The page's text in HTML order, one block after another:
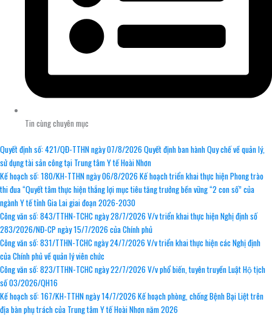
Tin cùng chuyên mục
Quyết định số: 421/QĐ-TTHN ngày 07/8/2026 Quyết định ban hành Quy chế về quản lý,
sử dụng tài sản công tại Trung tâm Y tế Hoài Nhơn
Kế hoạch số: 180/KH-TTHN ngày 06/8/2026 Kế hoạch triển khai thực hiện Phong trào
thi đua “Quyết tâm thực hiện thắng lợi mục tiêu tăng trưởng bền vững “2 con số” của
ngành Y tế tỉnh Gia Lai giai đoạn 2026-2030
Công văn số: 843/TTHN-TCHC ngày 28/7/2026 V/v triển khai thực hiện Nghị định số
283/2026/NĐ-CP ngày 15/7/2026 của Chính phủ
Công văn số: 831/TTHN-TCHC ngày 24/7/2026 V/v triển khai thực hiện các Nghị định
của Chính phủ về quản lý viên chức
Công văn số: 823/TTHN-TCHC ngày 22/7/2026 V/v phổ biến, tuyên truyền Luật Hộ tịch
số 03/2026/QH16
Kế hoạch số: 167/KH-TTHN ngày 14/7/2026 Kế hoạch phòng, chống Bệnh Bại Liệt trên
địa bàn phụ trách của Trung tâm Y tế Hoài Nhơn năm 2026